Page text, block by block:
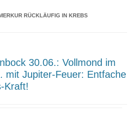
RÜCKLÄUFIG IN KREBS
30.06.: Vollmond im
mit Jupiter-Feuer: Entfache
Kraft!